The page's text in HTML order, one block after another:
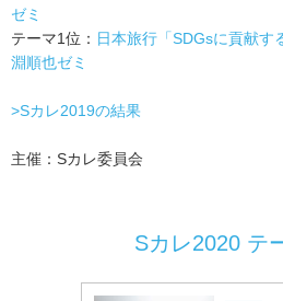
ゼミ
テーマ1位： 日本旅行「SDGsに貢献す
淵順也ゼミ
>Sカレ2019の結果
主催：Sカレ委員会
Sカレ2020 テ